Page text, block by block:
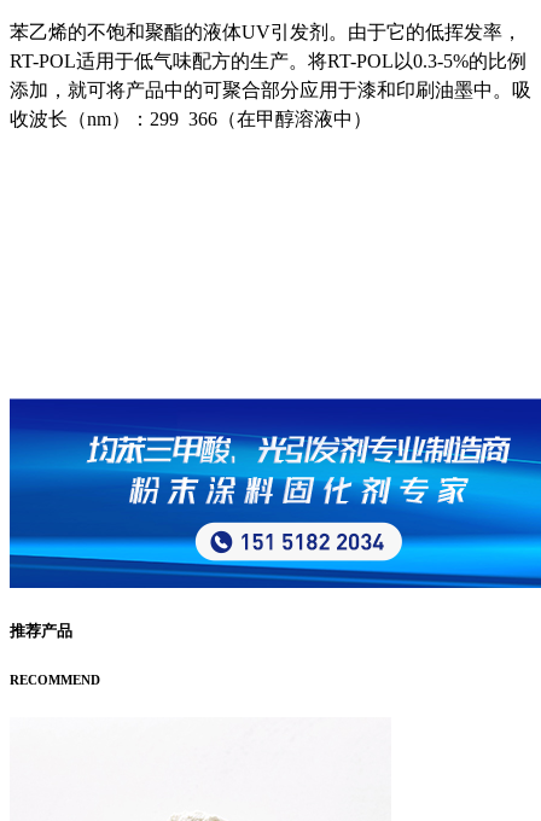
苯乙烯的不饱和聚酯的液体UV引发剂。由于它的低挥发率，
RT-POL适用于低气味配方的生产。将RT-POL以0.3-5%的比例
添加，就可将产品中的可聚合部分应用于漆和印刷油墨中。吸
收波长（nm）：299 366（在甲醇溶液中）
推荐产品
RECOMMEND